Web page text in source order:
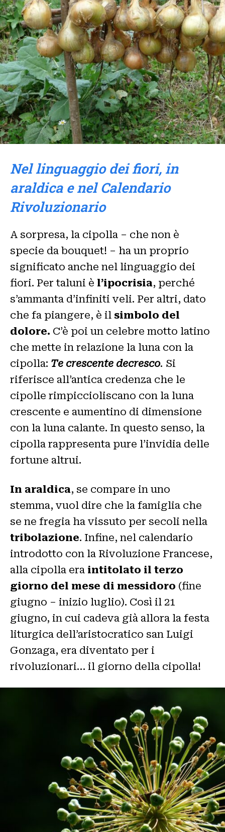
Nel linguaggio dei fiori, in
araldica e nel Calendario
Rivoluzionario
A sorpresa, la cipolla – che non è
specie da bouquet! – ha un proprio
significato anche nel linguaggio dei
fiori. Per taluni è l’ipocrisia, perché
s’ammanta d’infiniti veli. Per altri, dato
che fa piangere, è il simbolo del
dolore. C’è poi un celebre motto latino
che mette in relazione la luna con la
cipolla: Te crescente decresco. Si
riferisce all’antica credenza che le
cipolle rimpiccioliscano con la luna
crescente e aumentino di dimensione
con la luna calante. In questo senso, la
cipolla rappresenta pure l’invidia delle
fortune altrui.
In araldica, se compare in uno
stemma, vuol dire che la famiglia che
se ne fregia ha vissuto per secoli nella
tribolazione. Infine, nel calendario
introdotto con la Rivoluzione Francese,
alla cipolla era intitolato il terzo
giorno del mese di messidoro (fine
giugno – inizio luglio). Così il 21
giugno, in cui cadeva già allora la festa
liturgica dell’aristocratico san Luigi
Gonzaga, era diventato per i
rivoluzionari… il giorno della cipolla!